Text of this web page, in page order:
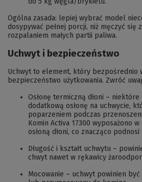
Ogólna zasada: lepiej wybrać model
dosypywać pełnej porcji, niż męczyć się
rozpalaniem małych partii paliwa.
Uchwyt i bezpieczeństwo
Uchwyt to element, który bezpośrednio
bezpieczeństwo użytkowania. Zwróć
Osłonę termiczną dłoni –
dodatkową osłonę na uchwycie,
poparzeniem podczas
Komin Activa 17300 wyposażono
osłoną dłoni, co znacząco
Długość i kształt uchwytu –
chwyt nawet w rękawicy
Mocowanie – uchwyt powinien